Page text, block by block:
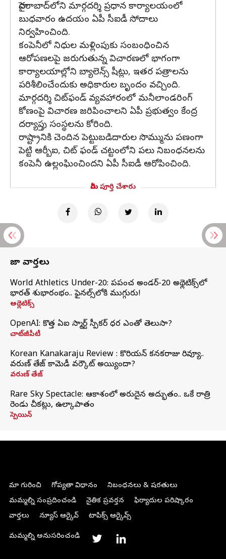
హైదరాబాద్‌లోని మార్గదర్శి ప్రధాన కార్యాలయంలో
బుధవారం ఉదయం ఏపీ సీఐడీ సోదాలు
నిర్వహించింది.
కంపెనీలో నిధుల మళ్లింపుకు సంబంధించిన
ఆరోపణలపై జరుగుతున్న విచారణలో భాగంగా
కార్యాలయాల్లోని బ్యాలెన్స్ షీట్లు, ఇతర పత్రాలను
పరిశీలించేందుకు అధికారుల బృందం వచ్చింది.
మార్గదర్శి చిట్‌ఫండ్‌ వ్యవహారంలో మనీలాండరింగ్‌
కోణంపై విచారణ జరిపించాలని ఏపీ ప్రభుత్వం కేంద్ర
దర్యాప్తు సంస్థలను కోరింది.
రాష్ట్రానికి చెందిన పెట్టుబడిదారుల సొమ్మును పణంగా
పెట్టి ఆర్బీఐ, చిట్ ఫండ్ చట్టంలోని పలు నిబంధనలను
కంపెనీ ఉల్లంఘించిందని ఏపీ సీఐడీ ఆరోపించింది.
మీరు పూర్తి చేశారు
తాజా వార్తలు
World Athletics Under-20: ప్రపంచ అండర్-20 అథ్లెటిక్స్‌లో
భారత్‌ శుభారంభం.. ఫైనల్స్‌లోకి ముగ్గురు!
అథ్లెటిక్స్
OpenAI: కొత్త ఏఐ స్మార్ట్ స్పీకర్ ధర ఎంతో తెలుసా?
చాట్‌జీపీటీ
Korean Kanakaraju Review : కొరియన్ కనకరాజు రివ్యూ..
వరుణ్ తేజ్ కామెడీ వర్కౌట్ అయ్యిందా?
వరుణ్ తేజ్
Rare Sky Spectacle: ఆకాశంలో అరుదైన అద్భుతం.. ఒకే రాత్రి
రెండు చీకట్లు, ఉల్కాపాతం
స్పెయిన్
మా గురించి గోప్యతా విధానం
నిబంధనలు & షరతులు
మమ్మల్ని సంప్రదించండి
నైతిక ప్రవర్తన
ఫిర్యాదుల పరిష్కారం
వార్తలు
న్యూస్ ఆర్కైవ్ టాపిక్స్ ఆర్కైవ్స్
మమ్మల్ని అనుసరించండి